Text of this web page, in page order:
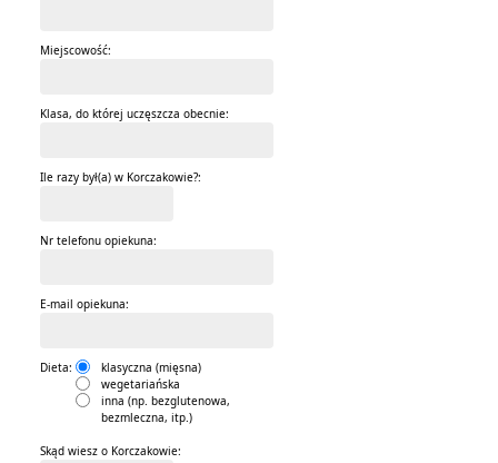
Miejscowość:
Klasa, do której uczęszcza obecnie:
Ile razy był(a) w Korczakowie?:
Nr telefonu opiekuna:
E-mail opiekuna:
Dieta:
klasyczna (mięsna)
wegetariańska
inna (np. bezglutenowa,
bezmleczna, itp.)
Skąd wiesz o Korczakowie: